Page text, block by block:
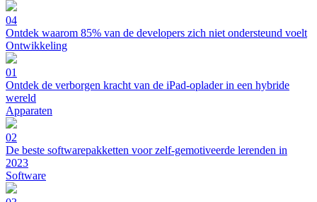
04
Ontdek waarom 85% van de developers zich niet ondersteund voelt
Ontwikkeling
01
Ontdek de verborgen kracht van de iPad-oplader in een hybride
wereld
Apparaten
02
De beste softwarepakketten voor zelf-gemotiveerde lerenden in
2023
Software